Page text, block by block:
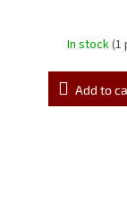
In stock(1
Add to